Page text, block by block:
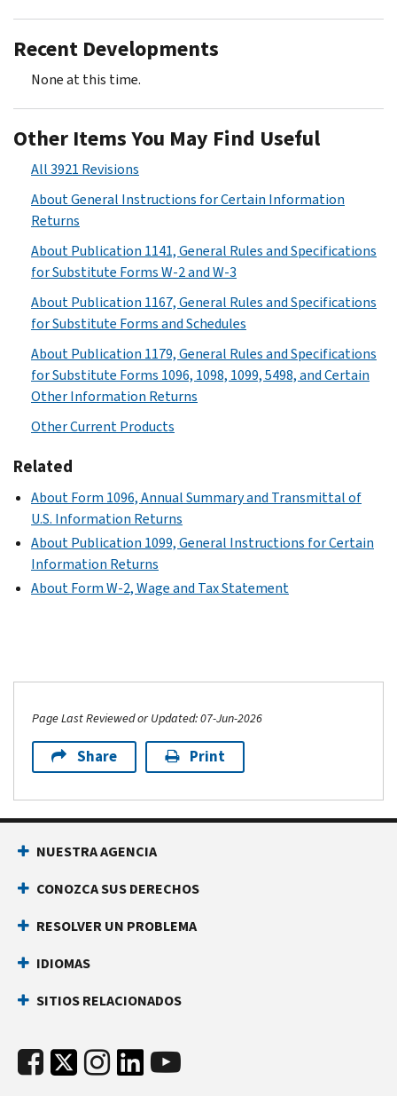
Recent Developments
None at this time.
Other Items You May Find Useful
All 3921 Revisions
About General Instructions for Certain Information
Returns
About Publication 1141, General Rules and Specifications
for Substitute Forms W-2 and W-3
About Publication 1167, General Rules and Specifications
for Substitute Forms and Schedules
About Publication 1179, General Rules and Specifications
for Substitute Forms 1096, 1098, 1099, 5498, and Certain
Other Information Returns
Other Current Products
Related
About Form 1096, Annual Summary and Transmittal of
U.S. Information Returns
About Publication 1099, General Instructions for Certain
Information Returns
About Form W-2, Wage and Tax Statement
Page Last Reviewed or Updated: 07-Jun-2026
Share Print
NUESTRA AGENCIA
CONOZCA SUS DERECHOS
RESOLVER UN PROBLEMA
IDIOMAS
SITIOS RELACIONADOS